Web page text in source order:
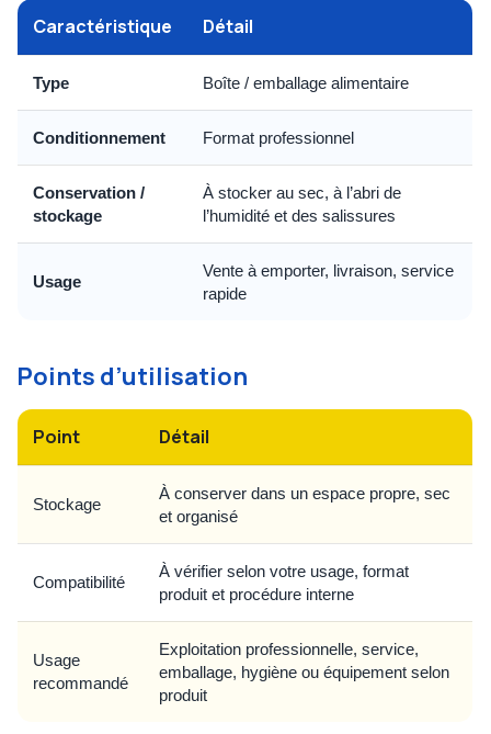
Caractéristique Détail
Type Boîte / emballage alimentaire
Conditionnement Format professionnel
Conservation /
stockage
À stocker au sec, à l’abri de
l’humidité et des salissures
Usage
Vente à emporter, livraison, service
rapide
Points d’utilisation
Point Détail
Stockage
À conserver dans un espace propre, sec
et organisé
Compatibilité
À vérifier selon votre usage, format
produit et procédure interne
Usage
recommandé
Exploitation professionnelle, service,
emballage, hygiène ou équipement selon
produit